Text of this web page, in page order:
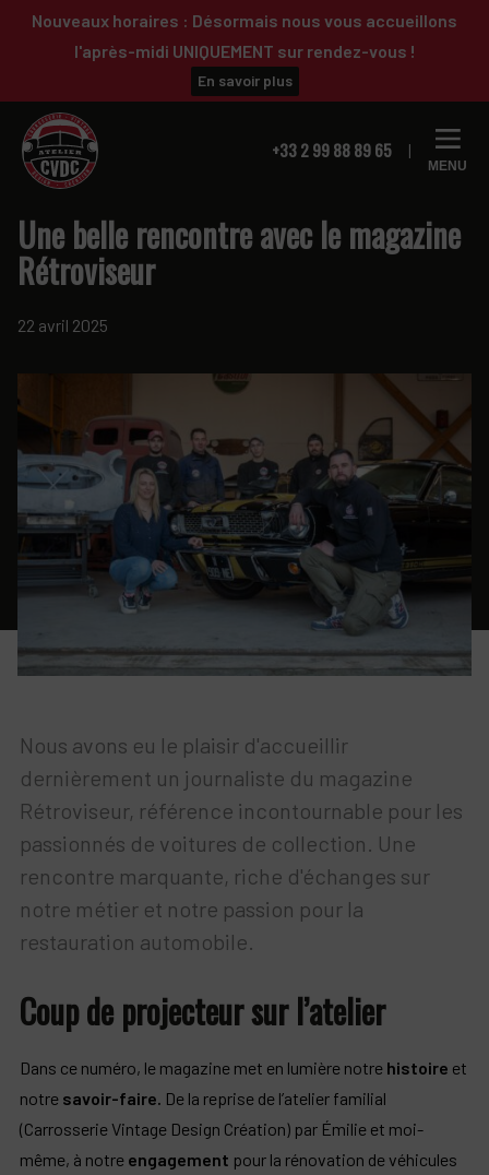
Passer
principale
PasserNouveaux horaires : Désormais nous vous accueillons
l'après-midi UNIQUEMENT sur rendez-vous !
En savoir plus
MENU
+33 2 99 88 89 65
Une belle rencontre avec le magazine
Rétroviseur
22 avril 2025
Nous avons eu le plaisir d'accueillir
dernièrement un journaliste du magazine
Rétroviseur, référence incontournable pour les
passionnés de voitures de collection. Une
rencontre marquante, riche d'échanges sur
notre métier et notre passion pour la
restauration automobile.
Coup de projecteur sur l’atelier
Dans ce numéro, le magazine met en lumière notre histoire et
notre savoir-faire. De la reprise de l’atelier familial
(Carrosserie Vintage Design Création) par Émilie et moi-
même, à notre engagement pour la rénovation de véhicules